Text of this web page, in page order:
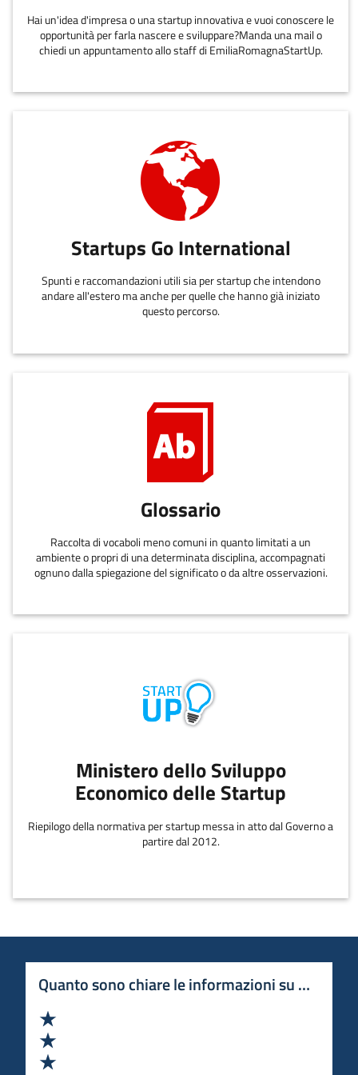
Hai un'idea d'impresa o una startup innovativa e vuoi conoscere le
opportunità per farla nascere e sviluppare?Manda una mail o
chiedi un appuntamento allo staff di EmiliaRomagnaStartUp.
Startups Go International
Spunti e raccomandazioni utili sia per startup che intendono
andare all'estero ma anche per quelle che hanno già iniziato
questo percorso.
Glossario
Raccolta di vocaboli meno comuni in quanto limitati a un
ambiente o propri di una determinata disciplina, accompagnati
ognuno dalla spiegazione del significato o da altre osservazioni.
Ministero dello Sviluppo
Economico delle Startup
Riepilogo della normativa per startup messa in atto dal Governo a
partire dal 2012.
Quanto sono chiare le informazioni su questa